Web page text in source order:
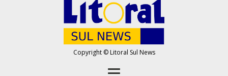
Copyright © Litoral Sul News